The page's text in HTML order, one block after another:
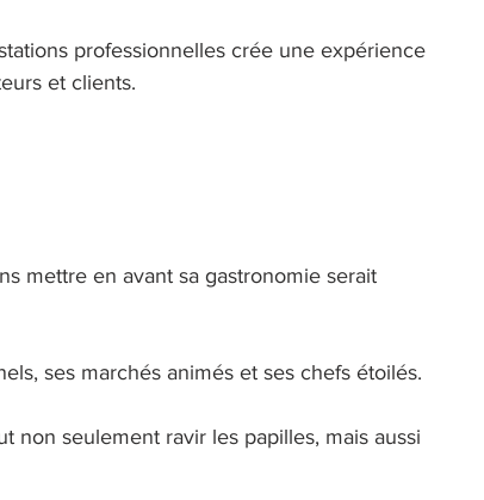
professionnelles crée une expérience
et clients.
mettre en avant sa gastronomie serait
ses marchés animés et ses chefs étoilés.
non seulement ravir les papilles, mais aussi